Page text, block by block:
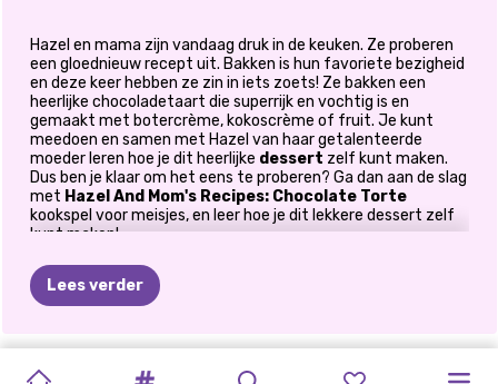
Hazel en mama zijn vandaag druk in de keuken. Ze proberen
een gloednieuw recept uit. Bakken is hun favoriete bezigheid
en deze keer hebben ze zin in iets zoets! Ze bakken een
heerlijke chocoladetaart die superrijk en vochtig is en
gemaakt met botercrème, kokoscrème of fruit. Je kunt
meedoen en samen met Hazel van haar getalenteerde
moeder leren hoe je dit heerlijke dessert zelf kunt maken.
Dus ben je klaar om het eens te proberen? Ga dan aan de slag
met Hazel And Mom's Recipes: Chocolate Torte
kookspel voor meisjes, en leer hoe je dit lekkere dessert zelf
kunt maken!
Bovenal moeten jij en Hazel alle benodigde ingrediënten
vinden. Hazels moeder heeft de lijst opgesteld met alles wat
ze nodig heeft, dus je hoeft alleen maar door alle
Kun jij ze allemaal vinden voordat de tijd om is? Als je alles
Lees verder
HAZEL
CAKE